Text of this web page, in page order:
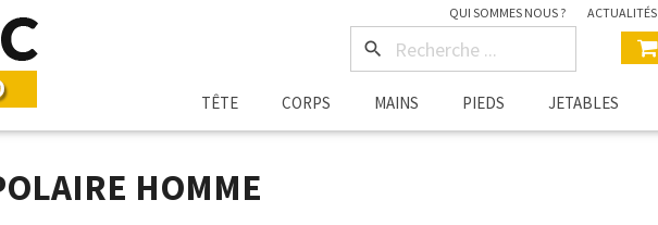
QUI SOMMES NOUS ? ACTUALITÉS
search
TÊTE CORPS MAINS PIEDS JETABLES
HOMME